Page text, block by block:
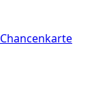
Chancenkarte